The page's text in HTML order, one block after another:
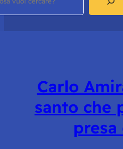
Carlo
santo che
presa